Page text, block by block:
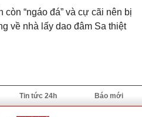
“ngáo đá” và cự cãi nên bị
về nhà lấy dao đâm Sa thiệt
Tin tức 24h Báo mới